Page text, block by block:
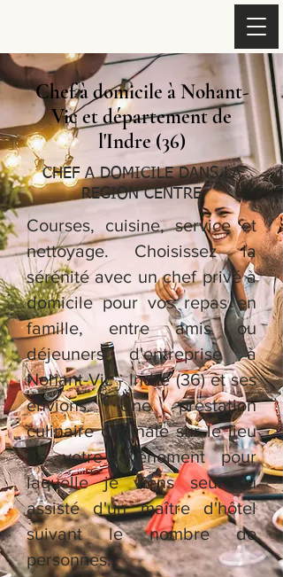
Chef à domicile à Nohant-
Vic et département de
l'Indre (36)
CHEF A DOMICILE DANS LA
REGION CENTRE
Courses, cuisine, service et
nettoyage. Choisissez la
sérénité avec un chef privé à
domicile pour vos repas en
famille, entre amis ou
déjeuners d'entreprise à
Nohant-Vic - Indre (36) et ses
envions. Une prestation
culinaire originale sur le lieu
de votre évènement pour
laquelle je viens seul ou
assisté d'un maître d'hôtel
suivant le nombre de
personnes.